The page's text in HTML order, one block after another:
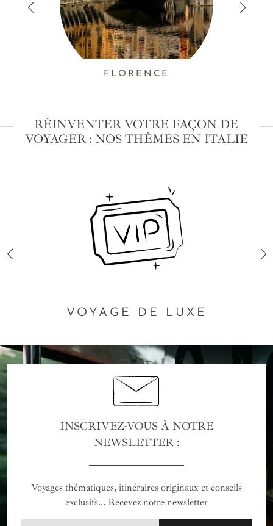
FLORENCE
RÉINVENTER VOTRE FAÇON DE
VOYAGER : NOS THÈMES EN ITALIE
VOYAGE DE LUXE
INSCRIVEZ-VOUS À NOTRE
NEWSLETTER :
Voyages thématiques, itinéraires originaux et conseils
exclusifs... Recevez notre newsletter